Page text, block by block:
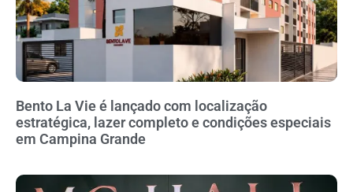
Bento La Vie é lançado com localização
estratégica, lazer completo e condições especiais
em Campina Grande